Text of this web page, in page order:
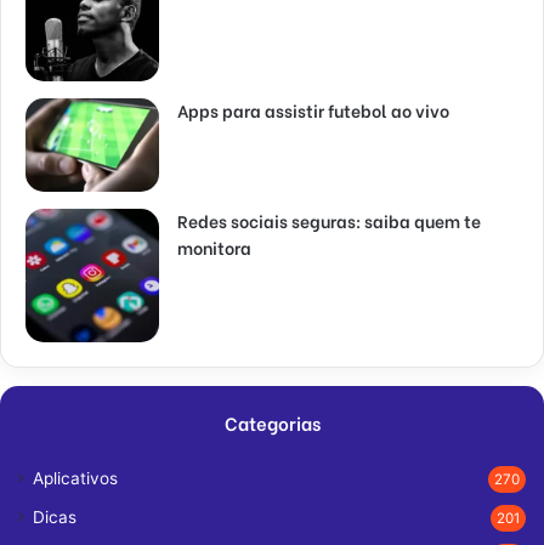
Apps para assistir futebol ao vivo
Redes sociais seguras: saiba quem te
monitora
Categorias
Aplicativos 270
Dicas 201